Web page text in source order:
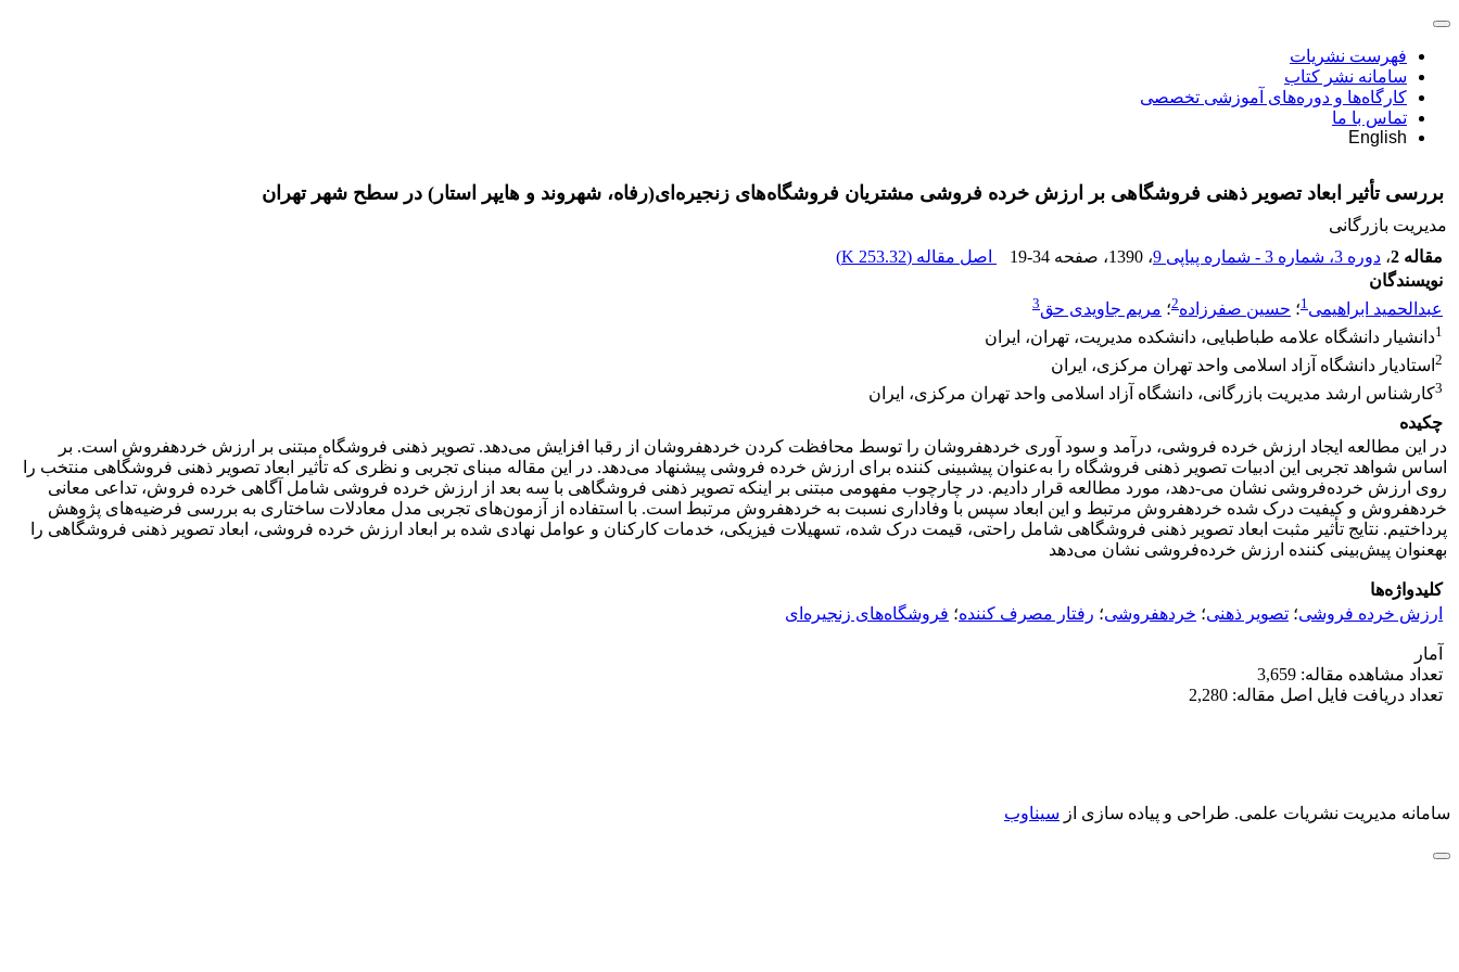
فهرست نشریات
سامانه نشر کتاب
کارگاه‌ها و دوره‌های آموزشی تخصصی
تماس با ما
English
بررسی تأثیر ابعاد تصویر ذهنی فروشگاهی بر ارزش خرده فروشی مشتریان فروشگاه‌های زنجیره‌ای(رفاه، شهروند و هایپر استار) در سطح شهر تهران
مدیریت بازرگانی
مقاله 2
، دوره 3، شماره 3 - شماره پیاپی 9 ، 1390 ، صفحه 19-34 اصل مقاله (253.32 K
)
نویسندگان
عبدالحمید ابراهیمی1؛ حسین صفرزاده2؛ مریم جاویدی حق3
1دانشیار دانشگاه علامه طباطبایی، دانشکده مدیریت، تهران، ایران
2 استادیار دانشگاه آزاد اسلامی واحد تهران مرکزی، ایران
3کارشناس ارشد مدیریت بازرگانی، دانشگاه آزاد اسلامی واحد تهران مرکزی، ایران
چکیده
در این مطالعه ایجاد ارزش خرده فروشی، درآمد و سود آوری خرده‎فروشان را توسط محافظت کردن خرده‎فروشان از رقبا افزایش می‌دهد. تصویر ذهنی فروشگاه مبتنی بر ارزش خرده‎فروش است. بر
اساس شواهد تجربی این ادبیات تصویر ذهنی فروشگاه را به‌عنوان پیش‎بینی کننده برای ارزش خرده فروشی پیشنهاد می‌دهد. در این مقاله مبنای تجربی و نظری که تأثیر ابعاد تصویر ذهنی فروشگاهی منتخب را
روی ارزش خرده‌فروشی نشان می-دهد، مورد مطالعه قرار دادیم. در چارچوب مفهومی مبتنی بر اینکه تصویر ذهنی فروشگاهی با سه بعد از ارزش خرده فروشی شامل آگاهی خرده فروش، تداعی معانی
خرده‎فروش و کیفیت درک شده خرده‎فروش مرتبط و این ابعاد سپس با وفاداری نسبت به خرده‎فروش مرتبط است. با استفاده از آزمون‌های تجربی مدل معادلات ساختاری به بررسی فرضیه‌های پژوهش
پرداختیم. نتایج تأثیر مثبت ابعاد تصویر ذهنی فروشگاهی شامل راحتی، قیمت درک شده، تسهیلات فیزیکی، خدمات کارکنان و عوامل نهادی شده بر ابعاد ارزش خرده فروشی، ابعاد تصویر ذهنی فروشگاهی را
به‎عنوان پیش‌بینی کننده ارزش خرده‌فروشی نشان می‌دهد
کلیدواژه‌ها
ارزش خرده فروشی؛ تصویر ذهنی؛ خرده‎فروشی ؛ رفتار مصرف کننده؛ فروشگاه‌های زنجیره‌ای
آمار
تعداد مشاهده مقاله: 3,659
تعداد دریافت فایل اصل مقاله: 2,280
سامانه مدیریت نشریات علمی. طراحی و پیاده سازی از سیناوب